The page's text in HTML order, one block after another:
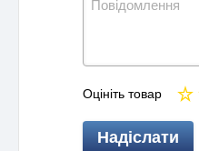
Оцініть товар
Надіслати